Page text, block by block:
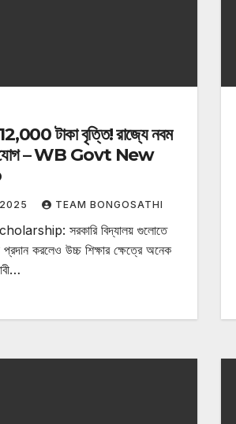
12,000 টাকা বৃত্তি! রাজ্যে নবম
সুযোগ – WB Govt New
TEAM BONGOSATHI
সরকারি বিদ্যালয় গুলোতে
প্রদান করলেও উচ্চ শিক্ষার ক্ষেত্রে অনেক